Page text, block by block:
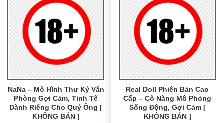
NaNa – Mô Hình Thư Ký Văn
Phòng Gợi Cảm, Tinh Tế
Dành Riêng Cho Quý Ông [
KHÔNG BÁN ]
Real Doll Phiên Bản Cao
Cấp – Cô Nàng Mô Phỏng
Sống Động, Gợi Cảm [
KHÔNG BÁN ]